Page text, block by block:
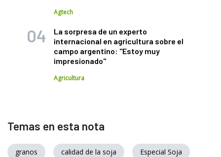
Agtech
La sorpresa de un experto
internacional en agricultura sobre el
campo argentino: "Estoy muy
impresionado"
Agricultura
Temas en esta nota
granos calidad de la soja Especial Soja